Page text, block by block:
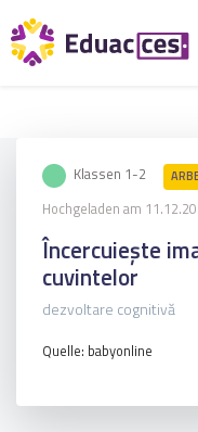
Klassen 1-2
Hochgeladen am
Încercuiește
cuvintelor
dezvoltare cognitivă
Quelle: babyonline